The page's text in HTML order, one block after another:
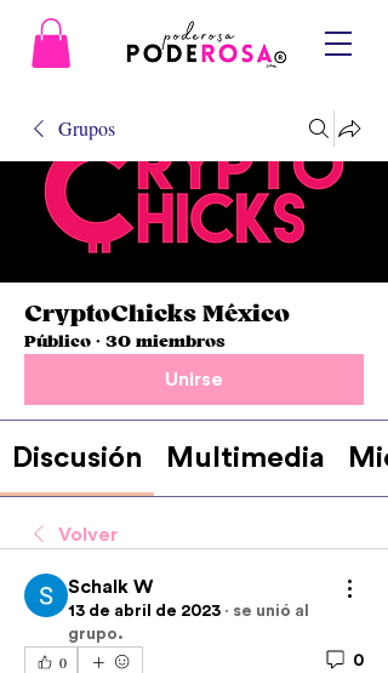
Grupos
CryptoChicks México
Público · 30 miembros
Unirse
Discusión Multimedia
Volver
Schalk W
13 de abril de 2023 · se unió al
grupo.
0 0